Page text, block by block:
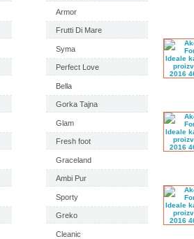
Armor
Frutti Di Mare
Syma
Perfect Love
Bella
Gorka Tajna
Glam
Fresh foot
Graceland
Ambi Pur
Sporty
Greko
Cleanic